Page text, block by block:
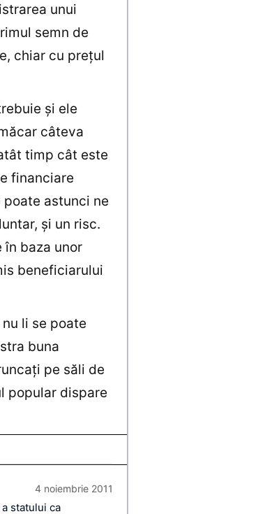
unui
semn de
chiar cu preţul
şi ele
câteva
timp cât este
financiare
astunci ne
şi un risc.
în baza unor
beneficiarului
li se poate
buna
pe săli de
popular dispare
4 noiembrie 2011
statului ca